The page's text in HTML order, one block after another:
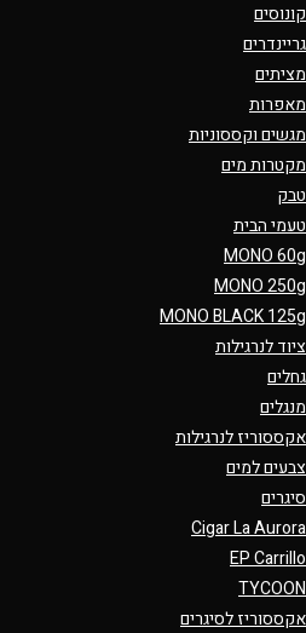
קונוסים
גריינדרים
מציתים
מאפרות
מגשים וקססוניות
מקטרות מים
טבק
טעמי הבית
MONO 60g
MONO 250g
MONO BLACK 125g
ציוד לנרגילות
גחלים
מנגלים
אקססוריז לנרגילות
צבעים למים
סיגרים
Cigar La Aurora
EP Carrillo
TYCOON
אקססוריז לסיגרים